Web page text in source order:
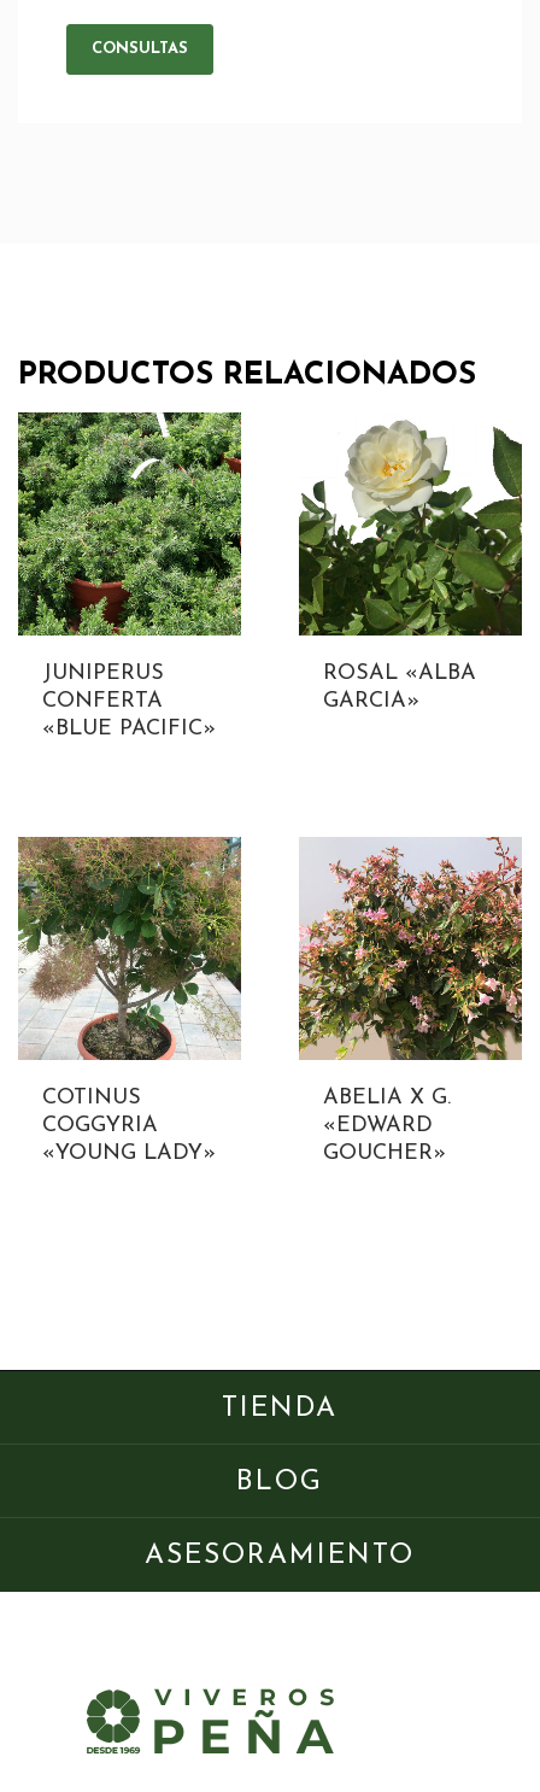
CONSULTAS
PRODUCTOS RELACIONADOS
JUNIPERUS
CONFERTA
«BLUE PACIFIC»
ROSAL «ALBA
GARCIA»
COTINUS
COGGYRIA
«YOUNG LADY»
ABELIA X G.
«EDWARD
GOUCHER»
TIENDA
BLOG
ASESORAMIENTO